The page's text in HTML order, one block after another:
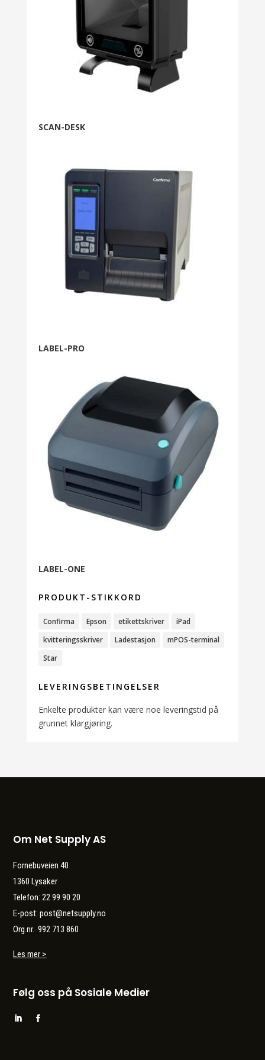
SCAN-DESK
LABEL-PRO
LABEL-ONE
PRODUKT-STIKKORD
Confirma Epson etikettskriver
iPad
kvitteringsskriver
Ladestasjon
mPOS-terminal
Star
LEVERINGSBETINGELSER
Enkelte produkter kan være noe leveringstid på
grunnet klargjøring.
Om Net Supply AS
Fornebuveien 40
1360 Lysaker
Telefon: 22 99 90 20
E-post: post@netsupply.no
Org.nr. 992 713 860
Les mer >
Følg oss på Sosiale Medier